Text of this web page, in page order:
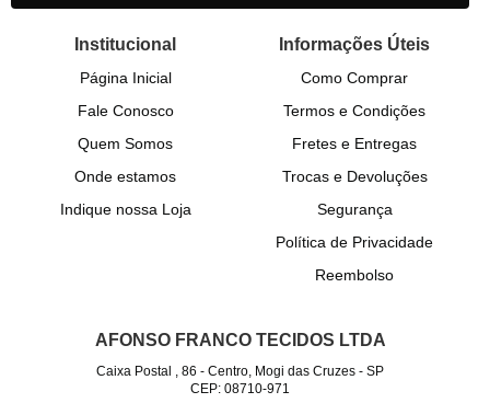
Institucional
Página Inicial
Fale Conosco
Quem Somos
Onde estamos
Indique nossa Loja
Informações Úteis
Como Comprar
Termos e Condições
Fretes e Entregas
Trocas e Devoluções
Segurança
Política de Privacidade
Reembolso
AFONSO FRANCO TECIDOS LTDA
Caixa Postal , 86 -Centro, Mogi das Cruzes -SP
CEP: 08710-971